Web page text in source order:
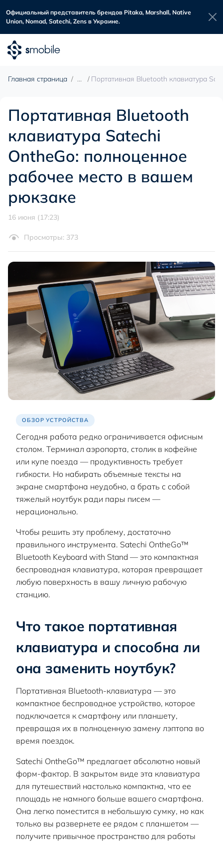
Официальный представитель брендов Pitaka, Marshall, Native
Union, Nomad, Satechi, Zens в Украине.
Главная страница Портативная Bluetooth клавиатура
Портативная Bluetooth
клавиатура Satechi
OntheGo: полноценное
рабочее место в вашем
рюкзаке
16 июня (17:23)
Просмотры: 373
ОБЗОР УСТРОЙСТВА
Сегодня работа редко ограничивается офисным
столом. Терминал аэропорта, столик в кофейне
или купе поезда — продуктивность требует
гибкости. Но набирать объемные тексты на
экране смартфона неудобно, а брать с собой
тяжелый ноутбук ради пары писем —
нерационально.
Чтобы решить эту проблему, достаточно
правильного инструмента. Satechi OntheGo™
Bluetooth Keyboard with Stand — это компактная
беспроводная клавиатура, которая превращает
любую поверхность в вашу личную рабочую
станцию.
Что такое портативная
клавиатура и способна ли
она заменить ноутбук?
Портативная Bluetooth-клавиатура — это
компактное беспроводное устройство, которое
подключается к смартфону или планшету,
превращая их в полноценную замену лэптопа во
время поездок.
Satechi OntheGo™ предлагает абсолютно новый
форм-фактор. В закрытом виде эта клавиатура
для путешествий настолько компактна, что ее
площадь не намного больше вашего смартфона.
Она легко поместится в небольшую сумку, но как
только вы развернете ее рядом с планшетом —
получите привычное пространство для работы